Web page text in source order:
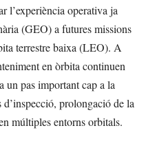
l’experiència operativa ja
(GEO) a futures missions
terrestre baixa (LEO). A
en òrbita continuen
un pas important cap a la
prolongació de la
múltiples entorns orbitals.